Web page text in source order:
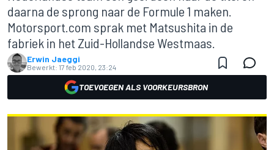
daarna de sprong naar de Formule 1 maken.
Motorsport.com sprak met Matsushita in de
fabriek in het Zuid-Hollandse Westmaas.
Erwin Jaeggi
Bewerkt: 17 feb 2020, 23:24
TOEVOEGEN ALS VOORKEURSBRON